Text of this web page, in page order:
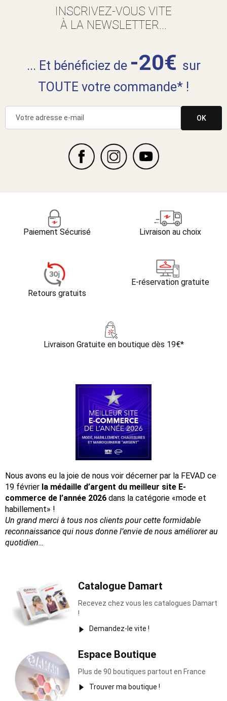
INSCRIVEZ-VOUS VITE
À LA NEWSLETTER...
... Et bénéficiez de -20€ sur
TOUTE votre commande* !
OK
Paiement Sécurisé Livraison au choix
Retours gratuits
E-réservation gratuite
Livraison Gratuite en boutique dès 19€*
Nous avons eu la joie de nous voir décerner par la FEVAD ce
19 février la médaille d’argent du meilleur site E-
commerce de l’année 2026 dans la catégorie «mode et
habillement» !
Un grand merci à tous nos clients pour cette formidable
reconnaissance qui nous donne l’envie de nous améliorer au
quotidien…
Catalogue Damart
Recevez chez vous les catalogues Damart
!
Demandez-le vite !
Espace Boutique
Plus de 90 boutiques partout en France
Trouver ma boutique !